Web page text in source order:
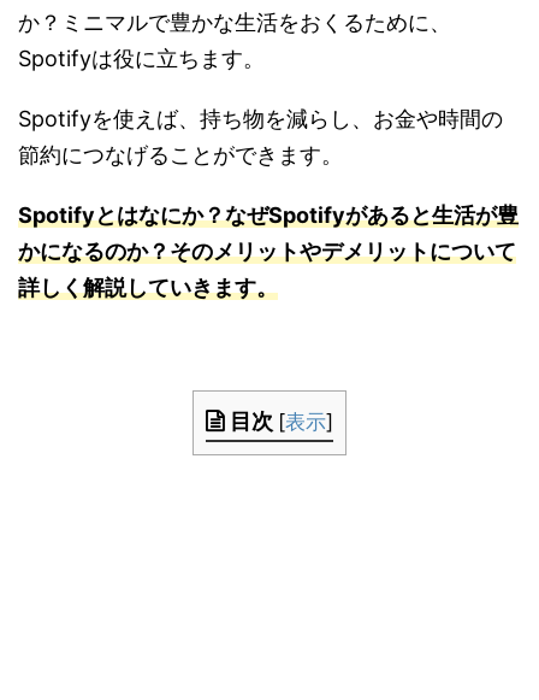
か？ミニマルで豊かな生活をおくるために、
Spotifyは役に立ちます。
Spotifyを使えば、持ち物を減らし、お金や時間の
節約につなげることができます。
Spotifyとはなにか？なぜSpotifyがあると生活が豊
かになるのか？そのメリットやデメリットについて
詳しく解説していきます。
目次 [表示]